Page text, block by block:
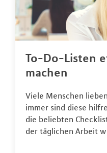
To-Do-Listen
machen
Viele Menschen
immer sind diese
die beliebten
der täglichen Arbeit